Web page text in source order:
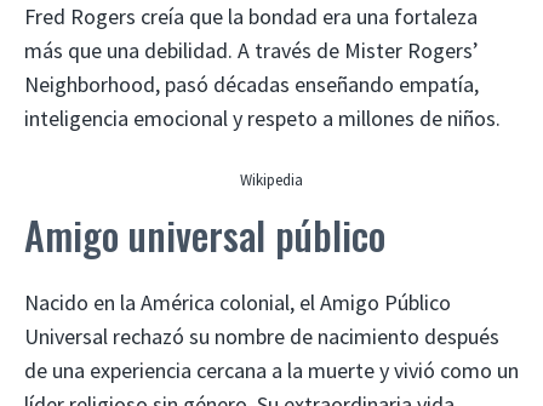
Fred Rogers creía que la bondad era una fortaleza
más que una debilidad. A través de Mister Rogers’
Neighborhood, pasó décadas enseñando empatía,
inteligencia emocional y respeto a millones de niños.
Wikipedia
Amigo universal público
Nacido en la América colonial, el Amigo Público
Universal rechazó su nombre de nacimiento después
de una experiencia cercana a la muerte y vivió como un